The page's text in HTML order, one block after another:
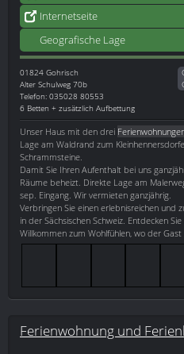
Internetseite
Geografische Lage
01824 Gohrisch
Alter Schulweg 70b
Telefon: 035028 80553
6 Betten + zusätzlich Aufbettung
Unser Haus mit den drei
Lage am Waldrand zum
Schrammsteine.
Damit Sie Ihren Aufenthalt bei uns
Räume beheizt. Direkte Lage am
sep. Eingang. Wir vermieten ganzjährig.
Verbringen Sie einen erlebnisreichen und
in der Sächsischen Schweiz. Entdecken
Willkommen zum Wohlfühlen, wo der Gast
Ferienwohnung und